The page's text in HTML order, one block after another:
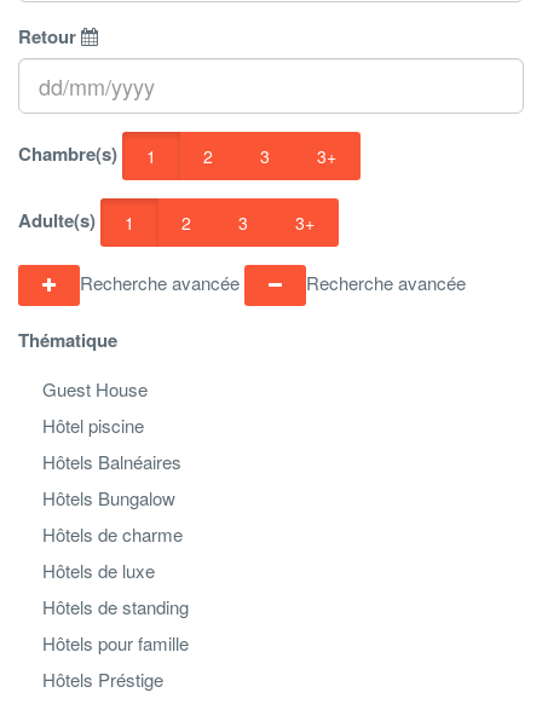
Retour
Chambre(s) 1 2 3 3+
Adulte(s) 1 2 3 3+
Recherche avancée Recherche avancée
Thématique
Guest House
Hôtel piscine
Hôtels Balnéaires
Hôtels Bungalow
Hôtels de charme
Hôtels de luxe
Hôtels de standing
Hôtels pour famille
Hôtels Préstige